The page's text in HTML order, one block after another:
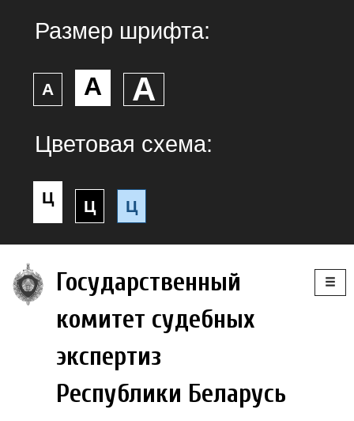
Размер шрифта:
А А А
Цветовая схема:
Ц Ц Ц
Государственный
комитет судебных
экспертиз
Республики Беларусь